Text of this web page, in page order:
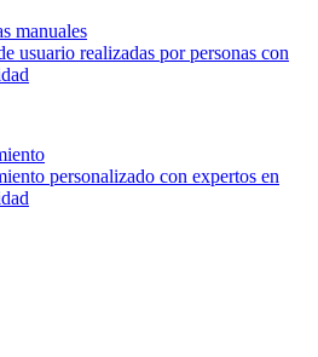
manuales
usuario realizadas por personas con
personalizado con expertos en